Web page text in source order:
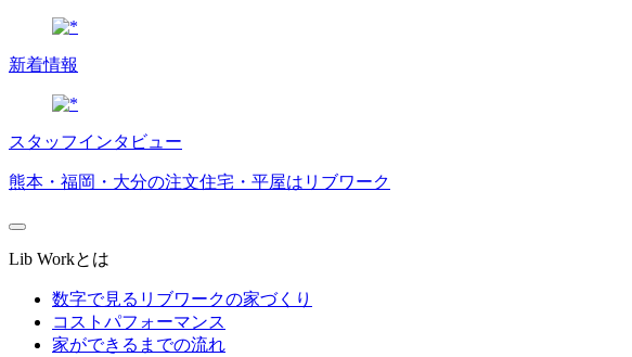
新着情報
スタッフインタビュー
熊本・福岡・大分の注文住宅・平屋はリブワーク
Lib Workとは
数字で見るリブワークの家づくり
コストパフォーマンス
家ができるまでの流れ